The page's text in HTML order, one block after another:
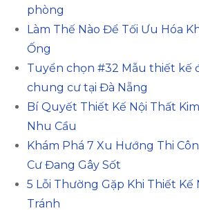
phòng
Làm Thế Nào Để Tối Ưu Hóa
Ống
Tuyển chọn #32 Mẫu thiết kế
chung cư tại Đà Nẵng
Bí Quyết Thiết Kế Nội Thất
Nhu Cầu
Khám Phá 7 Xu Hướng Thi
Cư Đang Gây Sốt
5 Lỗi Thường Gặp Khi Thiết Kế
Tránh